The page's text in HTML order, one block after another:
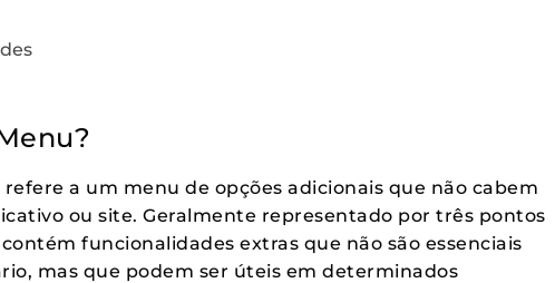
a um menu de opções adicionais que não cabem
ou site. Geralmente representado por três pontos
funcionalidades extras que não são essenciais
mas que podem ser úteis em determinados